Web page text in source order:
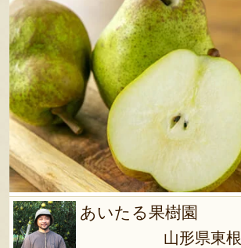
あいたる果樹園
山形県東